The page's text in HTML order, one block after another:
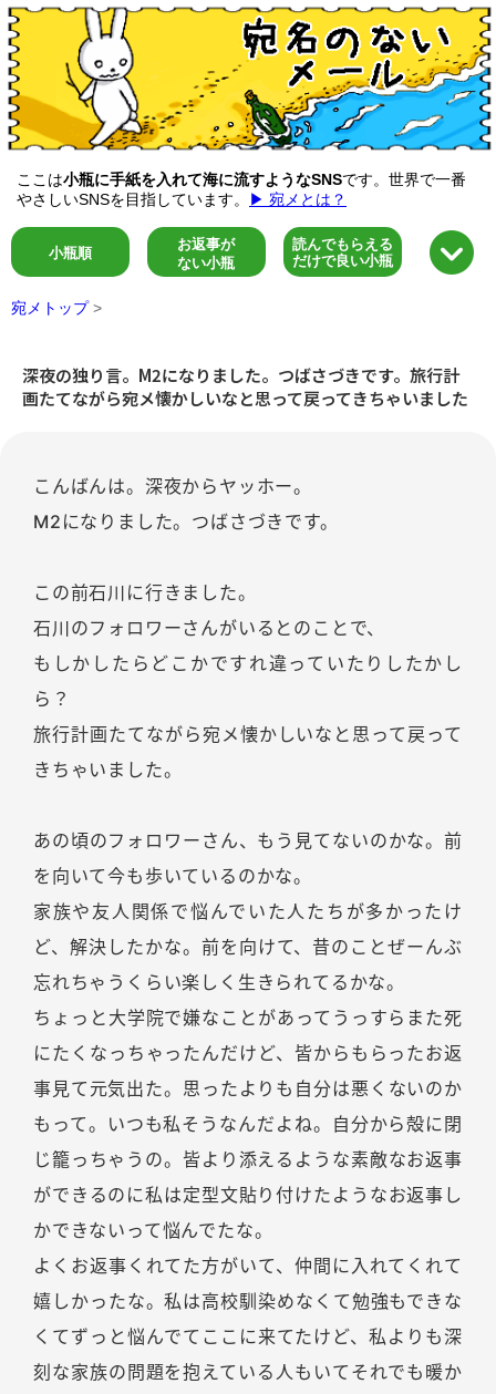
ここは小瓶に手紙を入れて海に流すようなSNSです。世界で一番
やさしいSNSを目指しています。
▶ 宛メとは？
小瓶順
お返事が
ない小瓶
読んでもらえる
だけで良い小瓶
宛メトップ >
深夜の独り言。M2になりました。つばさづきです。旅行計
画たてながら宛メ懐かしいなと思って戻ってきちゃいました
こんばんは。深夜からヤッホー。
M2になりました。つばさづきです。
この前石川に行きました。
石川のフォロワーさんがいるとのことで、
もしかしたらどこかですれ違っていたりしたかし
ら？
旅行計画たてながら宛メ懐かしいなと思って戻って
きちゃいました。
あの頃のフォロワーさん、もう見てないのかな。前
を向いて今も歩いているのかな。
家族や友人関係で悩んでいた人たちが多かったけ
ど、解決したかな。前を向けて、昔のことぜーんぶ
忘れちゃうくらい楽しく生きられてるかな。
ちょっと大学院で嫌なことがあってうっすらまた死
にたくなっちゃったんだけど、皆からもらったお返
事見て元気出た。思ったよりも自分は悪くないのか
もって。いつも私そうなんだよね。自分から殻に閉
じ籠っちゃうの。皆より添えるような素敵なお返事
ができるのに私は定型文貼り付けたようなお返事し
かできないって悩んでたな。
よくお返事くれてた方がいて、仲間に入れてくれて
嬉しかったな。私は高校馴染めなくて勉強もできな
くてずっと悩んでてここに来てたけど、私よりも深
刻な家族の問題を抱えている人もいてそれでも暖か